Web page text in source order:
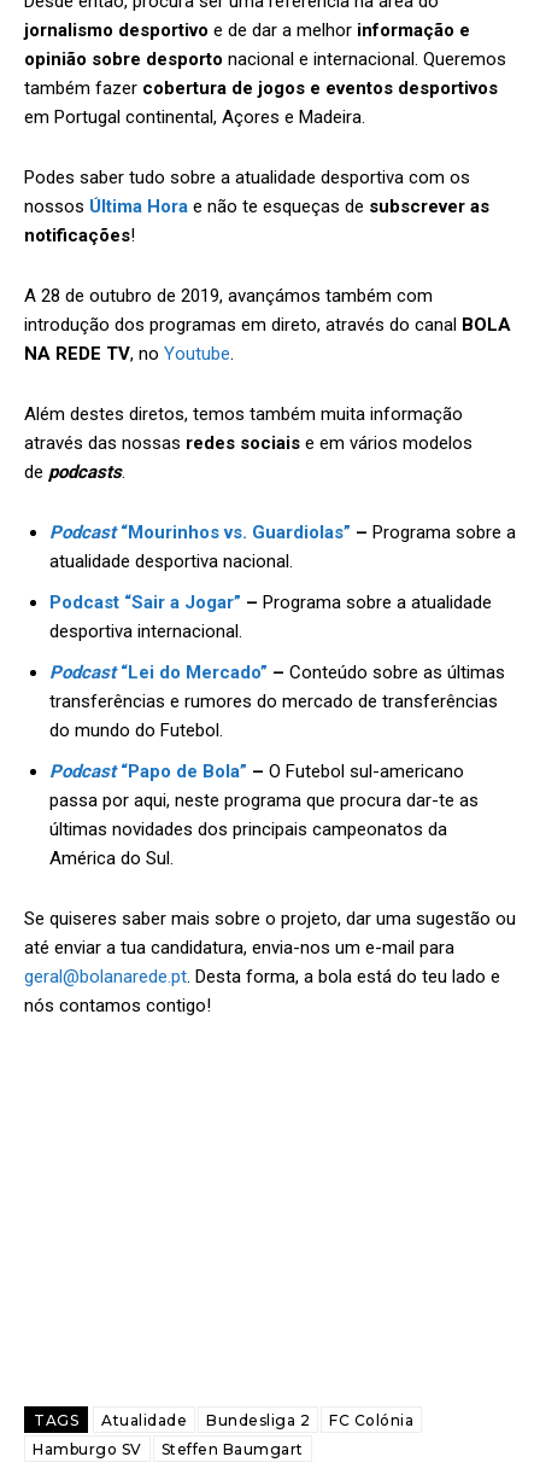
jornalismo desportivo e de dar a melhor informação e
opinião sobre desporto nacional e internacional. Queremos
também fazer cobertura de jogos e eventos desportivos
em Portugal continental, Açores e Madeira.
Podes saber tudo sobre a atualidade desportiva com os
nossos Última Hora e não te esqueças de subscrever as
notificações!
A 28 de outubro de 2019, avançámos também com
introdução dos programas em direto, através do canal BOLA
NA REDE TV, no Youtube.
Além destes diretos, temos também muita informação
através das nossas redes sociais e em vários modelos
de podcasts.
Podcast“Mourinhos vs. Guardiolas” – Programa sobre a
atualidade desportiva nacional.
Podcast “Sair a Jogar” – Programa sobre a atualidade
desportiva internacional.
Podcast“Lei do Mercado” – Conteúdo sobre as últimas
transferências e rumores do mercado de transferências
do mundo do Futebol.
Podcast“Papo de Bola” – O Futebol sul-americano
passa por aqui, neste programa que procura dar-te as
últimas novidades dos principais campeonatos da
América do Sul.
Se quiseres saber mais sobre o projeto, dar uma sugestão ou
até enviar a tua candidatura, envia-nos um e-mail para
geral@bolanarede.pt. Desta forma, a bola está do teu lado e
nós contamos contigo!
TAGS Atualidade Bundesliga 2
FC Colónia
Hamburgo SV
Steffen Baumgart